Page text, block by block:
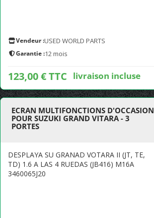
Vendeur :USED WORLD PARTS
Garantie :12 mois
123,00 € TTC livraison incluse
ECRAN MULTIFONCTIONS D'OCCASION
POUR SUZUKI GRAND VITARA - 3
PORTES
DESPLAYA SU GRANAD VOTARA II (JT, TE,
TD) 1.6 A LAS 4 RUEDAS (JB416) M16A
3460065J20